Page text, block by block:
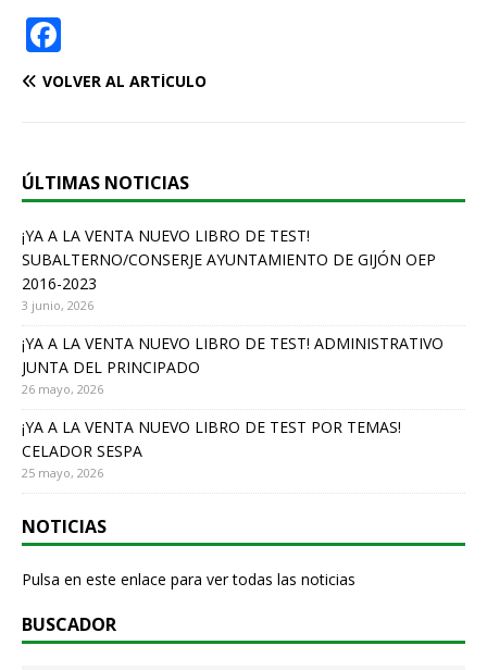
a
b
o
o
k
VOLVER AL ARTÍCULO
ÚLTIMAS NOTICIAS
¡YA A LA VENTA NUEVO LIBRO DE TEST!
SUBALTERNO/CONSERJE AYUNTAMIENTO DE GIJÓN OEP
2016-2023
3 junio, 2026
¡YA A LA VENTA NUEVO LIBRO DE TEST! ADMINISTRATIVO
JUNTA DEL PRINCIPADO
26 mayo, 2026
¡YA A LA VENTA NUEVO LIBRO DE TEST POR TEMAS!
CELADOR SESPA
25 mayo, 2026
NOTICIAS
Pulsa en este enlace para ver todas las noticias
BUSCADOR